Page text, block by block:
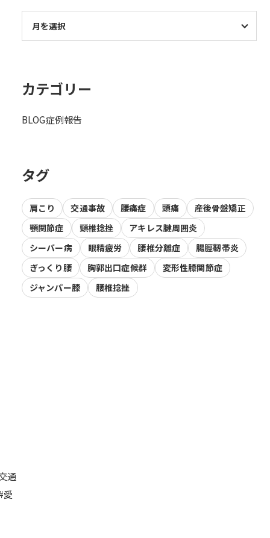
通
愛
カテゴリー
BLOG症例報告
タグ
肩こり 交通事故 腰痛症 頭痛
産後骨盤矯正
顎関節症
頸椎捻挫
アキレス腱周囲炎
シーバー病
眼精疲労 腰椎分離症
腸脛靭帯炎
ぎっくり腰
胸郭出口症候群
変形性膝関節症
ジャンパー膝
腰椎捻挫